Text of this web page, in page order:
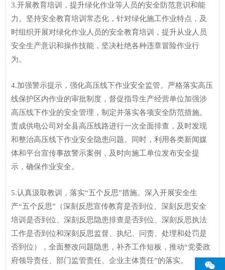
3.开展教育培训，提升绿化作业等人员的安全防范意识和能
力。坚持安全教育培训常态化，针对绿化施工作业特点，及
时组织开展对绿化作业人员的安全教育培训，提升从业人员
安全生产意识和操作技能，坚决杜绝各种违章冒险作业行
为。
4.加强警示提示，强化高压线下作业安全监管。严格落实高压
线保护区内作业的审批制度，督促指导生产经营单位加强涉
高压线下作业的安全管理，制定并落实各项安全防范措施。
责成供电公司对全县高压线路进行一次全面排查，及时发现
和整治高压线下作业安全隐患问题。同时，利用各类新闻媒
体和平台宣传事故警示案例，及时向施工单位发布安全提
示，确保作业安全。
5.认真汲取教训，落实“五个反思”措施。深入开展安全生
产“五个反思”（深刻反思宣传教育是否到位、深刻反思安全
培训是否到位、深刻反思隐患排查是否到位、深刻反思执法
工作是否到位和深刻反思监督、执纪、问责、处理和处罚是
否到位），全面整改问题隐患，补齐工作短板，推动“党委政
府领导责任、部门监管责任、企业主体责任”的落实。